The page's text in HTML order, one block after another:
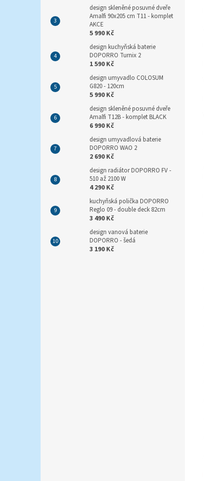
design skleněné posuvné dveře
Amalfi 90x205 cm T11 - komplet
AKCE
5 990 Kč
design kuchyňská baterie
DOPORRO Turnix 2
1 590 Kč
design umyvadlo COLOSUM
G820 - 120cm
5 990 Kč
design skleněné posuvné dveře
Amalfi T12B - komplet BLACK
6 990 Kč
design umyvadlová baterie
DOPORRO WAO 2
2 690 Kč
design radiátor DOPORRO FV -
510 až 2100 W
4 290 Kč
kuchyňská polička DOPORRO
Reglo 09 - double deck 82cm
3 490 Kč
design vanová baterie
DOPORRO - šedá
3 190 Kč